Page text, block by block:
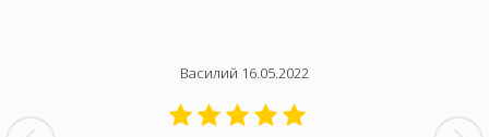
Василий 16.05.2022